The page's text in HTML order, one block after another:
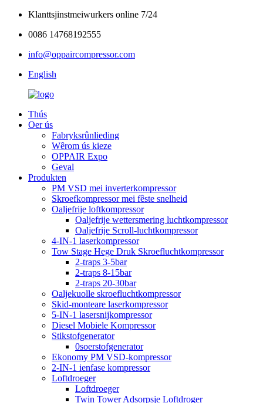
Klanttsjinstmeiwurkers online 7/24
0086 14768192555
info@oppaircompressor.com
English
Thús
Oer ús
Fabryksrûnlieding
Wêrom ús kieze
OPPAIR Expo
Geval
Produkten
PM VSD mei inverterkompressor
Skroefkompressor mei fêste snelheid
Oaljefrije loftkompressor
Oaljefrije wettersmering luchtkompressor
Oaljefrije Scroll-luchtkompressor
4-IN-1 laserkompressor
Tow Stage Hege Druk Skroefluchtkompressor
2-traps 3-5bar
2-traps 8-15bar
2-traps 20-30bar
Oaljekuolle skroefluchtkompressor
Skid-monteare laserkompressor
5-IN-1 lasersnijkompressor
Diesel Mobiele Kompressor
Stikstofgenerator
0soerstofgenerator
Ekonomy PM VSD-kompressor
2-IN-1 ienfase kompressor
Loftdroeger
Loftdroeger
Twin Tower Adsorpsje Loftdroger